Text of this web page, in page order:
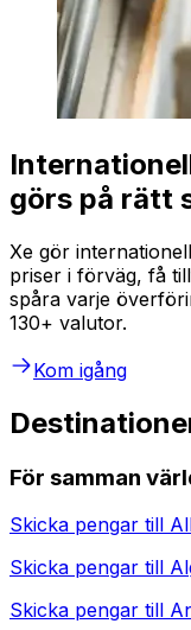
görs på rätt
Xe gör
priser i förväg, få
spåra varje
130+ valutor.
Kom igång
För samman
Skicka pengar till
Skicka pengar till
Skicka pengar till